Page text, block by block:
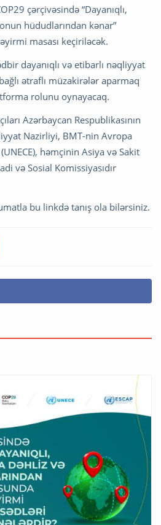
çərçivəsində “Dayanıqlı,
hüdudlarından kənar”
masası keçiriləcək.
dayanıqlı və etibarlı nəqliyyat
ətraflı müzakirələr aparmaq
rolunu oynayacaq.
Azərbaycan Respublikasının
Nazirliyi, BMT-nin Avropa
həmçinin Asiya və Sakit
və Sosial Komissiyasıdır
bu linkdə tanış ola bilərsiniz.